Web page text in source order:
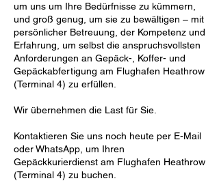
um uns um Ihre Bedürfnisse zu kümmern,
und groß genug, um sie zu bewältigen – mit
persönlicher Betreuung, der Kompetenz und
Erfahrung, um selbst die anspruchsvollsten
Anforderungen an Gepäck-, Koffer- und
Gepäckabfertigung am Flughafen Heathrow
(Terminal 4) zu erfüllen.
Wir übernehmen die Last für Sie.
Kontaktieren Sie uns noch heute per E-Mail
oder WhatsApp, um Ihren
Gepäckkurierdienst am Flughafen Heathrow
(Terminal 4) zu buchen.